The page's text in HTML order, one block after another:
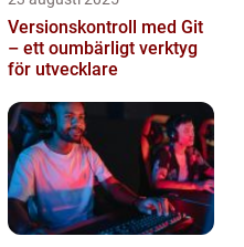
Versionskontroll med Git
– ett oumbärligt verktyg
för utvecklare